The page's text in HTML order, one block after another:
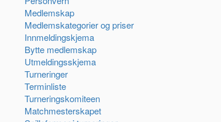
Medlemskap
Medlemskategorier og priser
Innmeldingskjema
Bytte medlemskap
Utmeldingsskjema
Turneringer
Terminliste
Turneringskomiteen
Matchmesterskapet